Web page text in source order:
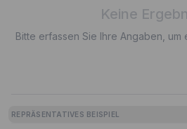
Keine
Bitte erfassen Sie Ihre Angaben, um
REPRÄSENTATIVES BEISPIEL